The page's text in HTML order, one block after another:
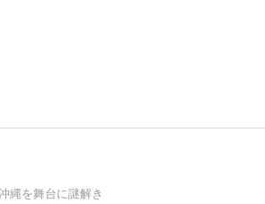
縄を舞台に謎解き